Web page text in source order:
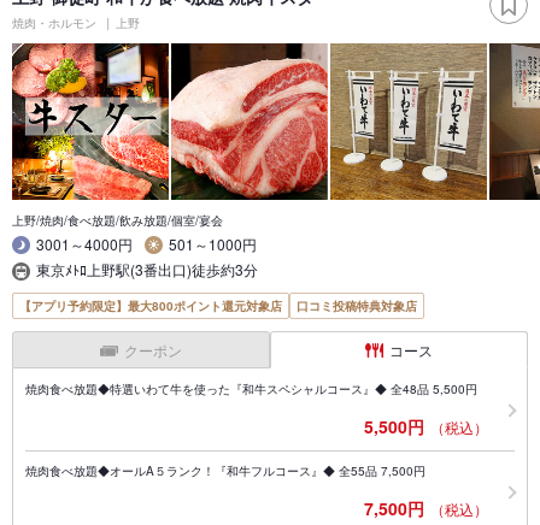
焼肉・ホルモン 上野
上野/焼肉/食べ放題/飲み放題/個室/宴会
3001～4000円
501～1000円
東京ﾒﾄﾛ上野駅(3番出口)徒歩約3分
【アプリ予約限定】最大800ポイント還元対象店 口コミ投稿特典対象店
クーポン コース
焼肉食べ放題◆特選いわて牛を使った『和牛スペシャルコース』◆ 全48品 5,500円
5,500円 （税込）
焼肉食べ放題◆オールA５ランク！『和牛フルコース』◆ 全55品 7,500円
7,500円 （税込）